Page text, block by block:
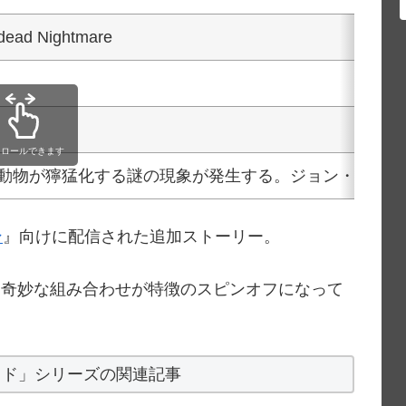
Nightmare
物が獰猛化する謎の現象が発生する。ジョン・マー
ールできます
』向けに配信された追加ストーリー。
妙な組み合わせが特徴のスピンオフになって
」シリーズの関連記事